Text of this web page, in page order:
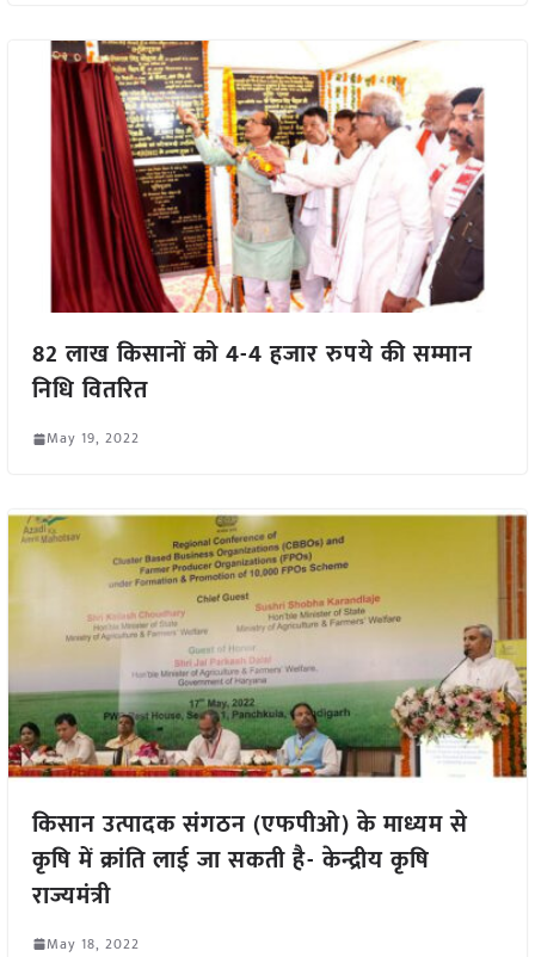
82 लाख किसानों को 4-4 हजार रुपये की सम्मान
निधि वितरित
May 19, 2022
किसान उत्पादक संगठन (एफपीओ) के माध्यम से
कृषि में क्रांति लाई जा सकती है- केन्द्रीय कृषि
राज्यमंत्री
May 18, 2022